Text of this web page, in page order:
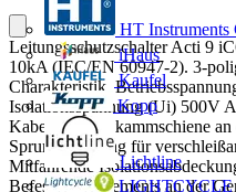
HT Instruments
iHaus
Kaufel
Kopp
Lichtline
LIGHTCYCLE
Leitungsschutzschalter Acti 9
10kA (IEC/EN 60947-2). 3-
Charakteristik,
Isolationsspannung (Ui) 500V
Kabel und Stiftkammschiene
Sprungschaltung für
Mitfahrende
Befestigungselements an der